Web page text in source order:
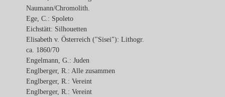
Naumann/Chromolith.
Ege, C.: Spoleto
Eichstätt: Silhouetten
Elisabeth v. Österreich ("Sisei"): Lithogr.
ca. 1860/70
Engelmann, G.: Juden
Englberger, R.: Alle zusammen
Englberger, R.: Vereint
Englberger, R.: Vereint